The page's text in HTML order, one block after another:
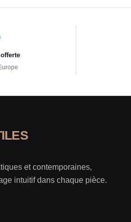
et contemporaines,
intuitif dans chaque pièce.